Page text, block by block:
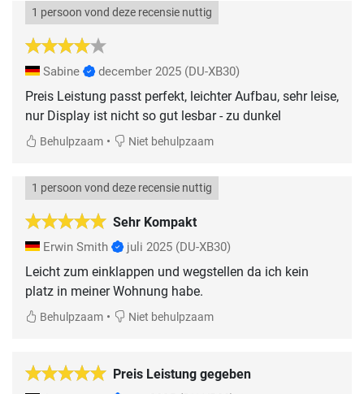
1 persoon vond deze recensie nuttig
Sabine december 2025 (DU-XB30)
Preis Leistung passt perfekt, leichter Aufbau, sehr leise,
nur Display ist nicht so gut lesbar - zu dunkel
Behulpzaam • Niet behulpzaam
Sehr Kompakt
1 persoon vond deze recensie nuttig
Erwin Smith juli 2025 (DU-XB30)
Leicht zum einklappen und wegstellen da ich kein
platz in meiner Wohnung habe.
Behulpzaam • Niet behulpzaam
Preis Leistung gegeben